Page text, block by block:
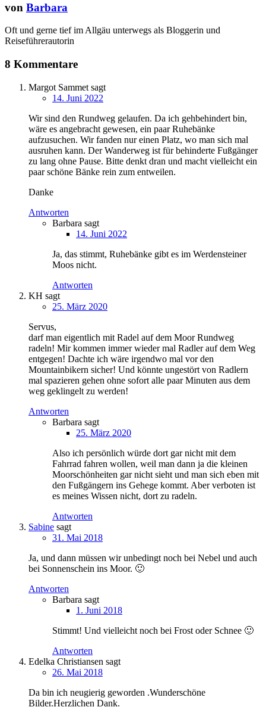
von Barbara
Oft und gerne tief im Allgäu unterwegs als Bloggerin und
Reiseführerautorin
8 Kommentare
Margot Sammet sagt
14. Juni 2022
Wir sind den Rundweg gelaufen. Da ich gehbehindert bin,
wäre es angebracht gewesen, ein paar Ruhebänke
aufzusuchen. Wir fanden nur einen Platz, wo man sich mal
ausruhen kann. Der Wanderweg ist für behinderte Fußgänger
zu lang ohne Pause. Bitte denkt dran und macht vielleicht ein
paar schöne Bänke rein zum entweilen.
Danke
Antworten
Barbara sagt
14. Juni 2022
Ja, das stimmt, Ruhebänke gibt es im Werdensteiner
Moos nicht.
Antworten
KH sagt
25. März 2020
Servus,
darf man eigentlich mit Radel auf dem Moor Rundweg
radeln! Mir kommen immer wieder mal Radler auf dem Weg
entgegen! Dachte ich wäre irgendwo mal vor den
Mountainbikern sicher! Und könnte ungestört von Radlern
mal spazieren gehen ohne sofort alle paar Minuten aus dem
weg geklingelt zu werden!
Antworten
Barbara sagt
25. März 2020
Also ich persönlich würde dort gar nicht mit dem
Fahrrad fahren wollen, weil man dann ja die kleinen
Moorschönheiten gar nicht sieht und man sich eben mit
den Fußgängern ins Gehege kommt. Aber verboten ist
es meines Wissen nicht, dort zu radeln.
Antworten
Sabine sagt
31. Mai 2018
Ja, und dann müssen wir unbedingt noch bei Nebel und auch
bei Sonnenschein ins Moor. 🙂
Antworten
Barbara sagt
1. Juni 2018
Stimmt! Und vielleicht noch bei Frost oder Schnee 🙂
Antworten
Edelka Christiansen sagt
26. Mai 2018
Da bin ich neugierig geworden .Wunderschöne
Bilder.Herzlichen Dank.